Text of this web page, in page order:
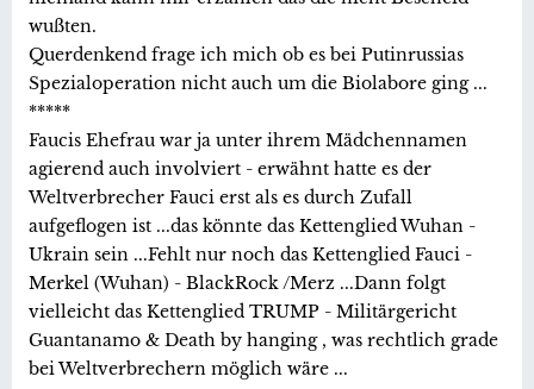
wußten.
Querdenkend frage ich mich ob es bei Putinrussias
Spezialoperation nicht auch um die Biolabore ging ...
*****
Faucis Ehefrau war ja unter ihrem Mädchennamen
agierend auch involviert - erwähnt hatte es der
Weltverbrecher Fauci erst als es durch Zufall
aufgeflogen ist ...das könnte das Kettenglied Wuhan -
Ukrain sein ...Fehlt nur noch das Kettenglied Fauci -
Merkel (Wuhan) - BlackRock /Merz ...Dann folgt
vielleicht das Kettenglied TRUMP - Militärgericht
Guantanamo & Death by hanging , was rechtlich grade
bei Weltverbrechern möglich wäre ...